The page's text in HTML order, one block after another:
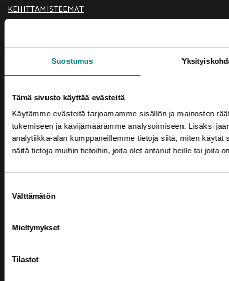
Suostumus
Tämä sivusto käyttää evästeitä
Käytämme evästeitä tarjoamamme sisällön ja mainosten
tukemiseen ja kävijämäärämme analysoimiseen. Lisäksi
analytiikka-alan kumppaneillemme tietoja siitä, miten
näitä tietoja muihin tietoihin, joita olet antanut heille tai joita
valinta
Välttämätön
Mieltymykset
Tilastot
KEHITTÄMISTEEMAT
TIETOA MEISTÄ
YRITYKSEN PERUSTAMINEN
YRITYSPALVELUT
Tilaa uutiskirje
Prizztechin uutiskirje tuo satakuntalaisen